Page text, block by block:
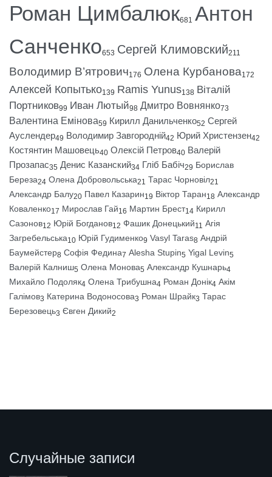
Роман Цимбалюк681 Антон
Санченко653 Сергей Климовский211
Володимир В’ятрович176 Олена Курбанова172
Алексей Копытько139 Ramis Yunus138 Віталій
Портников99 Иван Лютый98 Дмитро Вовнянко73
Валентина Емінова59 Кирилл Данильченко52 Сергей
Ауслендер49 Володимир Завгородній42 Юрий Христензен42
Костянтин Машовець40 Олексій Петров40 Валерій
Прозапас35 Денис Казанский34 Гліб Бабіч29 Борислав
Береза24 Олена Добровольська21 Тарас Чорновіл21
Александр Балу20 Павел Казарин19 Віктор Таран18 Александр
Коваленко17 Мирослав Гай16 Мартин Брест14 Кирилл
Сазонов12 Юрій Богданов12 Фашик Донецький11 Агія
Загребельська10 Юрій Гудименко9 Vasyl Taras8 Андрій
Баумейстер8 Софія Федина7 Alesha Stupin5 Yigal Levin5
Валерій Калниш5 Олена Монова5 Александр Кушнарь4
Михайло Подоляк4 Олена Трибушна4 Роман Донік4 Акім
Галімов3 Катерина Водоносова3 Роман Шрайк3 Тарас
Березовець3 Євген Дикий2
Случайные записи